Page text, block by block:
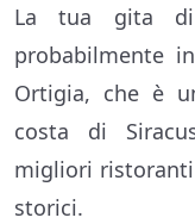
La tua gita
probabilmente
Ortigia, che è
costa di
migliori
storici.